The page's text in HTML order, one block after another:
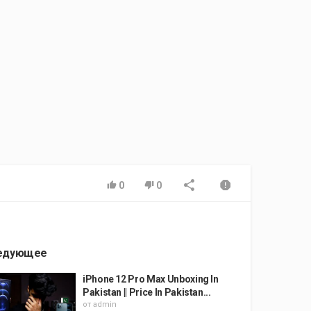
0 0
iPhone 12 Pro Max Unboxing In
Pakistan || Price In Pakistan...
от admin